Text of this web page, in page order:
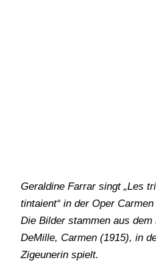
Geraldine Farrar singt „Les
tintaient“ in der Oper
Die Bilder stammen aus
DeMille, Carmen (1915), in
Zigeunerin spielt.